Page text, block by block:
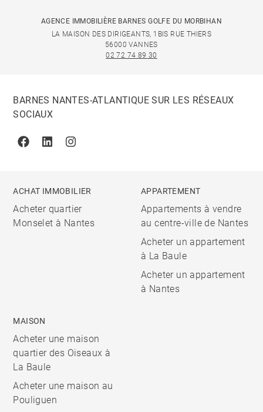
AGENCE IMMOBILIÈRE BARNES GOLFE DU MORBIHAN
LA MAISON DES DIRIGEANTS, 1BIS RUE THIERS
56000 VANNES
02 72 74 89 30
BARNES NANTES-ATLANTIQUE SUR LES RÉSEAUX
SOCIAUX
FacebookLinkedinInstagram
ACHAT IMMOBILIER
Acheter quartier
Monselet à Nantes
APPARTEMENT
Appartements à vendre
au centre-ville de Nantes
Acheter un appartement
à La Baule
Acheter un appartement
à Nantes
MAISON
Acheter une maison
quartier des Oiseaux à
La Baule
Acheter une maison au
Pouliguen